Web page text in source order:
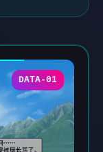
DATA-01